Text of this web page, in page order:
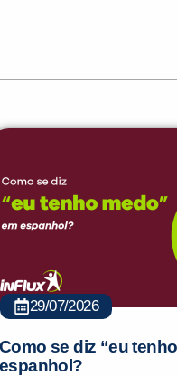
29/07/2026
Como se diz “eu
espanhol?